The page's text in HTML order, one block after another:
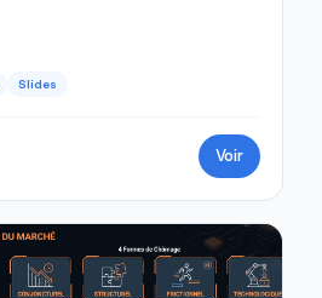
Slides
Voir